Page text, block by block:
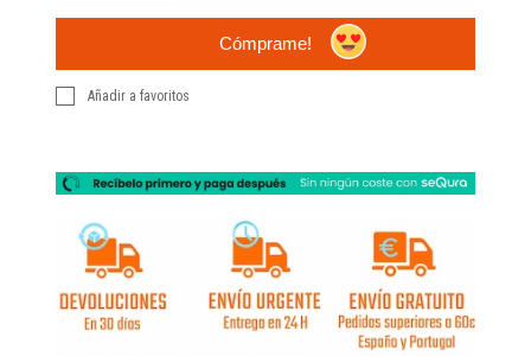
Cómprame!
Añadir a favoritos